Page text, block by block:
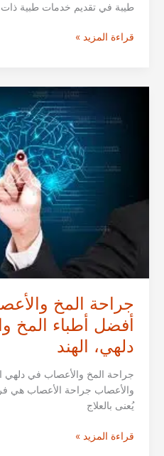
طيبة في تقديم خدمات طبية
قائمة
ممباي،
لعام
قراءة المزيد »
جراحة المخ
أفضل أطباء المخ
دلهي، الهند
جراحة المخ والأعصاب في دلهي
والأعصاب جراحة الأعصاب
يُعنى بالعلاج
جراحة
قراءة المزيد »